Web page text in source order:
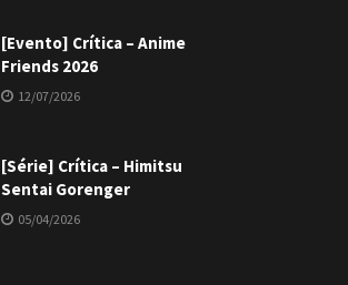
[Evento] Crítica – Anime
Friends 2026
12/07/2026
[Série] Crítica – Himitsu
Sentai Gorenger
05/04/2026